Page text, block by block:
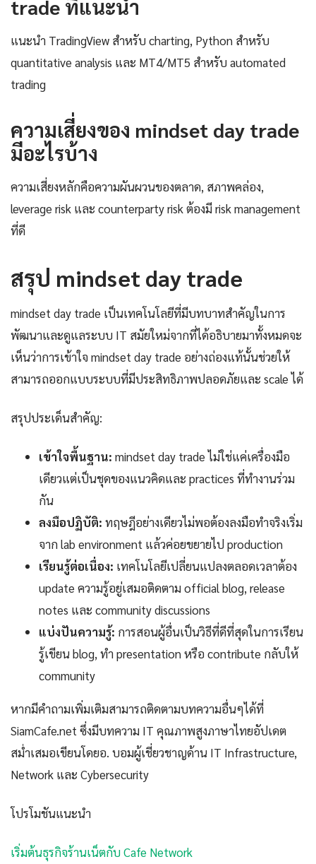
trade ที่แนะนำ
แนะนำ TradingView สำหรับ charting, Python สำหรับ
quantitative analysis และ MT4/MT5 สำหรับ automated
trading
ความเสี่ยงของ mindset day trade
มีอะไรบ้าง
ความเสี่ยงหลักคือความผันผวนของตลาด, สภาพคล่อง,
leverage risk และ counterparty risk ต้องมี risk management
ที่ดี
สรุป mindset day trade
mindset day trade เป็นเทคโนโลยีที่มีบทบาทสำคัญในการ
พัฒนาและดูแลระบบ IT สมัยใหม่จากที่ได้อธิบายมาทั้งหมดจะ
เห็นว่าการเข้าใจ mindset day trade อย่างถ่องแท้นั้นช่วยให้
สามารถออกแบบระบบที่มีประสิทธิภาพปลอดภัยและ scale ได้
สรุปประเด็นสำคัญ:
เข้าใจพื้นฐาน: mindset day trade ไม่ใช่แค่เครื่องมือ
เดียวแต่เป็นชุดของแนวคิดและ practices ที่ทำงานร่วม
กัน
ลงมือปฏิบัติ: ทฤษฎีอย่างเดียวไม่พอต้องลงมือทำจริงเริ่ม
จาก lab environment แล้วค่อยขยายไป production
เรียนรู้ต่อเนื่อง: เทคโนโลยีเปลี่ยนแปลงตลอดเวลาต้อง
update ความรู้อยู่เสมอติดตาม official blog, release
notes และ community discussions
แบ่งปันความรู้: การสอนผู้อื่นเป็นวิธีที่ดีที่สุดในการเรียน
รู้เขียน blog, ทำ presentation หรือ contribute กลับให้
community
หากมีคำถามเพิ่มเติมสามารถติดตามบทความอื่นๆได้ที่
SiamCafe.net ซึ่งมีบทความ IT คุณภาพสูงภาษาไทยอัปเดต
สม่ำเสมอเขียนโดยอ. บอมผู้เชี่ยวชาญด้าน IT Infrastructure,
Network และ Cybersecurity
โปรโมชันแนะนำ
เริ่มต้นธุรกิจร้านเน็ตกับ Cafe Network